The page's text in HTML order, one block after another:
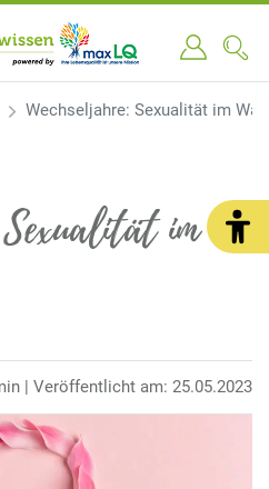
Wechseljahre: Sexualität im
im
| Veröffentlicht am: 25.05.2023